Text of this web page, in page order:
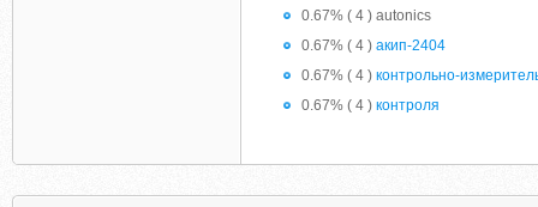
0.67% ( 4 ) autonics
0.67% ( 4 ) акип-2404
0.67% ( 4 ) контрольно-
0.67% ( 4 ) контроля